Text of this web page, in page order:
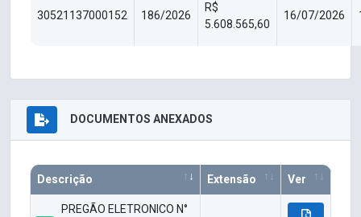
30521137000152 186/2026
R$
5.608.565,60
16/07/2026
DOCUMENTOS ANEXADOS
Descrição Extensão Ver
PREGÃO ELETRONICO N°